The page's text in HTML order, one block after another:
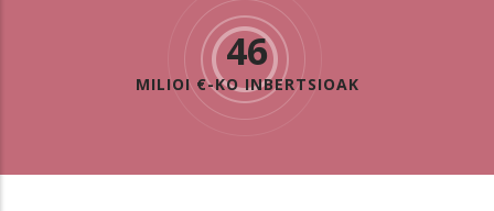
46
MILIOI €-KO INBERTSIOAK